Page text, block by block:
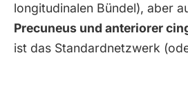
longitudinalen Bündel), aber
Precuneus und anteriorer
ist das Standardnetzwerk